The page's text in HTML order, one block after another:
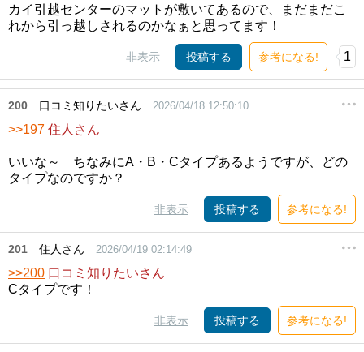
カイ引越センターのマットが敷いてあるので、まだまだこ
れから引っ越しされるのかなぁと思ってます！
非表示 投稿する 参考になる! 1
200 口コミ知りたいさん 2026/04/18 12:50:10
>>197 住人さん
いいな～ ちなみにA・B・Cタイプあるようですが、どの
タイプなのですか？
非表示 投稿する 参考になる!
201 住人さん 2026/04/19 02:14:49
>>200 口コミ知りたいさん
Cタイプです！
非表示 投稿する 参考になる!